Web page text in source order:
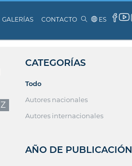
GALERÍAS CONTACTO ES
Z
CATEGORÍAS
Todo
Autores nacionales
Autores internacionales
AÑO DE PUBLICACIÓN